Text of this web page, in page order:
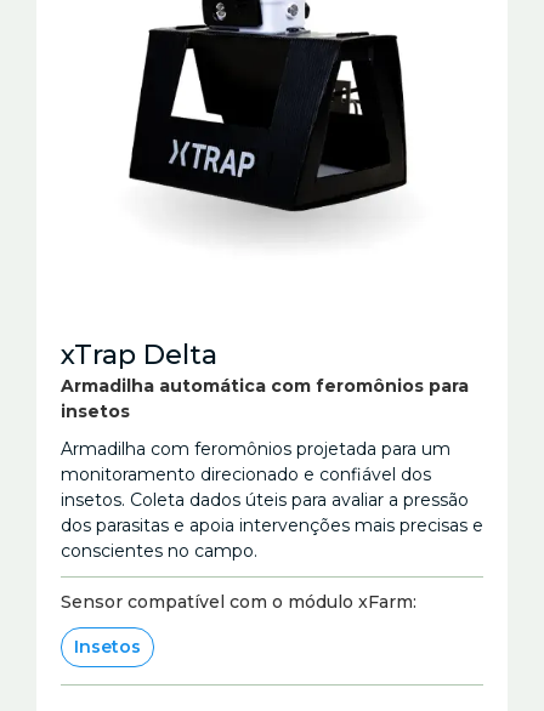
xTrap Delta
Armadilha automática com feromônios para
insetos
Armadilha com feromônios projetada para um
monitoramento direcionado e confiável dos
insetos. Coleta dados úteis para avaliar a pressão
dos parasitas e apoia intervenções mais precisas e
conscientes no campo.
Sensor compatível com o módulo xFarm:
Insetos